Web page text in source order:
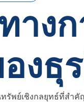
าง
งธุ
รัพย์เชิงกลยุทธ์ที่สำคั